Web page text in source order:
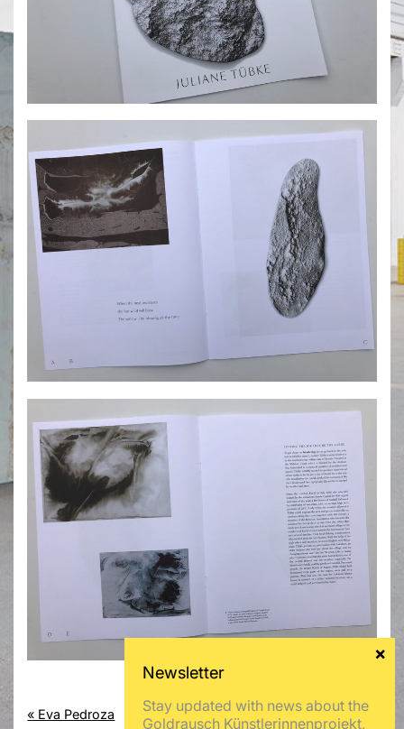
« Eva Pedroza Sirene – Goldrausch 2020 »
Stay updated with news about the
Goldrausch Künstlerinnenprojekt,